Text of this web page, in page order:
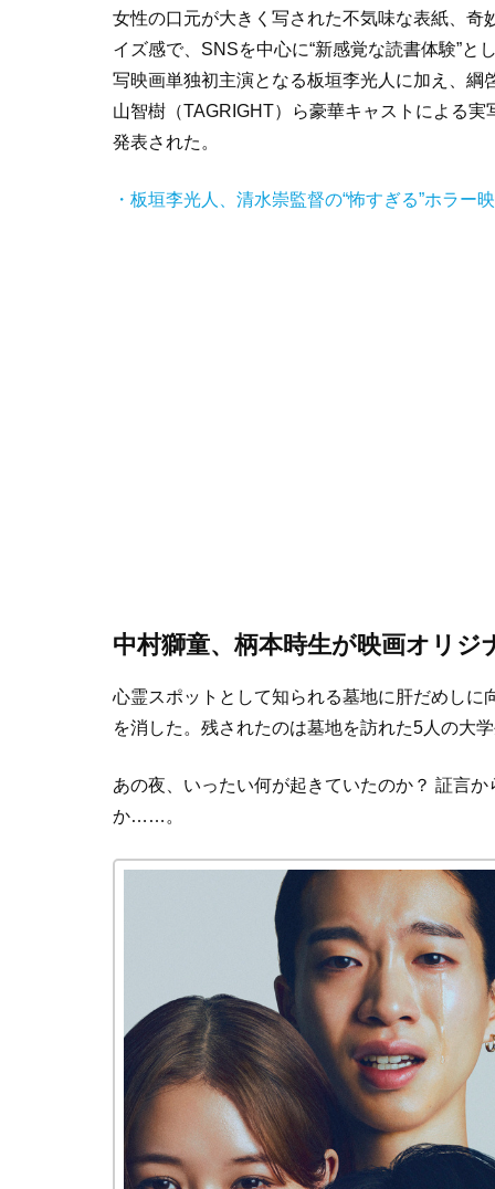
女性の口元が大きく写された不気味な表紙、
イズ感で、SNSを中心に“新感覚な読書体験”
写映画単独初主演となる板垣李光人に加え、
山智樹（TAGRIGHT）ら豪華キャストによる
発表された。
・板垣李光人、清水崇監督の“怖すぎる”ホラー
中村獅童、柄本時生が映画オリジ
心霊スポットとして知られる墓地に肝だめし
を消した。残されたのは墓地を訪れた5人の大
あの夜、いったい何が起きていたのか？ 証言
か……。